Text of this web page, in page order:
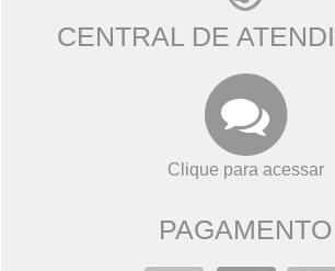
CENTRAL DE
Clique para acessar
PAGAMENTO